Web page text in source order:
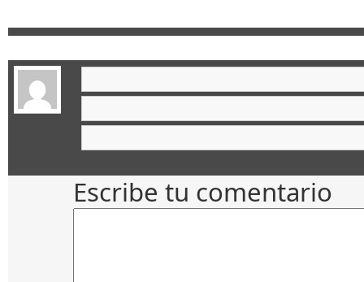
Escribe tu comentario